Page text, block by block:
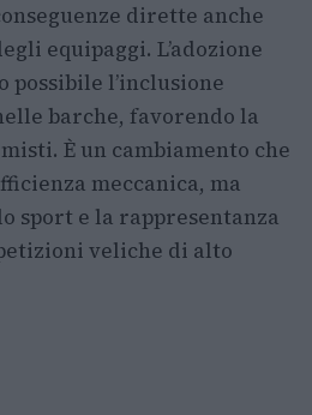
dirette anche
equipaggi. L’adozione
possibile l’inclusione
barche, favorendo la
È un cambiamento che
meccanica, ma
sport e la rappresentanza
veliche di alto